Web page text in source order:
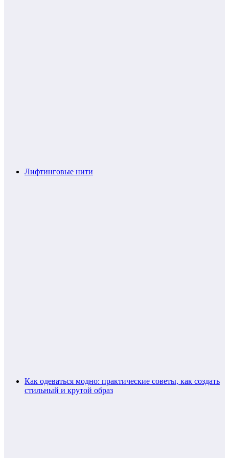
Лифтинговые нити
Как одеваться модно: практические советы, как создать
стильный и крутой образ